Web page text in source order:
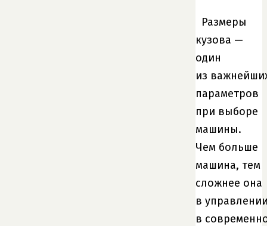
Размеры
кузова —
один
из
параметров
при выборе
машины.
Чем больше
машина, тем
сложнее она
в
в